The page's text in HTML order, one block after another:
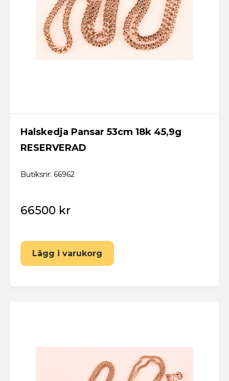
Logga in
Glömt lösenordet? Fixa ett nytt här!
Skicka
Halskedja Pansar 53cm 18k 45,9g
RESERVERAD
Butiksnr: 66962
66500 kr
Lägg i varukorg